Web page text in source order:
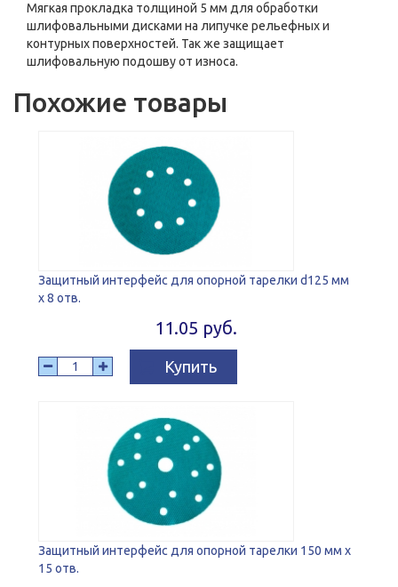
Мягкая прокладка толщиной 5 мм для обработки
шлифовальными дисками на липучке рельефных и
контурных поверхностей. Так же защищает
шлифовальную подошву от износа.
Похожие товары
Защитный интерфейс для опорной тарелки d125 мм
x 8 отв.
11.05 руб.
Купить
Защитный интерфейс для опорной тарелки 150 мм x
15 отв.